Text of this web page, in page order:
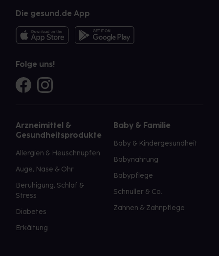
Die gesund.de App
Folge uns!
Arzneimittel &
Gesundheitsprodukte
Allergien & Heuschnupfen
Auge, Nase & Ohr
Beruhigung, Schlaf &
Stress
Diabetes
Erkältung
Baby & Familie
Baby & Kindergesundheit
Babynahrung
Babypflege
Schnuller & Co.
Zahnen & Zahnpflege